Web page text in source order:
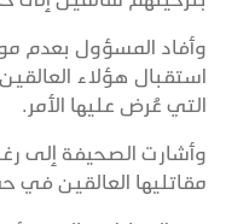
وأفاد المسؤول بعدم
استقبال هؤلاء
التي عُرض عليها الأمر.
وأشارت الصحيفة إلى
مقاتليها العالقين في